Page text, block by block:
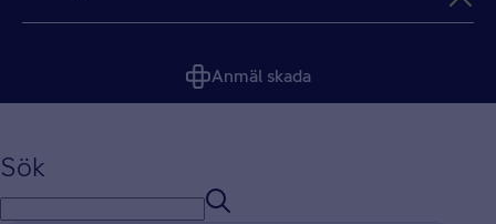
Anmäl skada
Resultat av din sökning |
Sök